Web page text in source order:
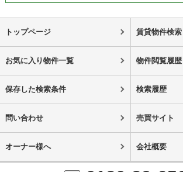
トップページ 賃貸物件検索
お気に入り物件一覧 物件閲覧履歴
保存した検索条件 検索履歴
問い合わせ 売買サイト
オーナー様へ 会社概要